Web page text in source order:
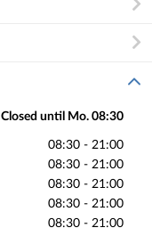
Closed until Mo. 08:30
08:30 - 21:00
08:30 - 21:00
08:30 - 21:00
08:30 - 21:00
08:30 - 21:00